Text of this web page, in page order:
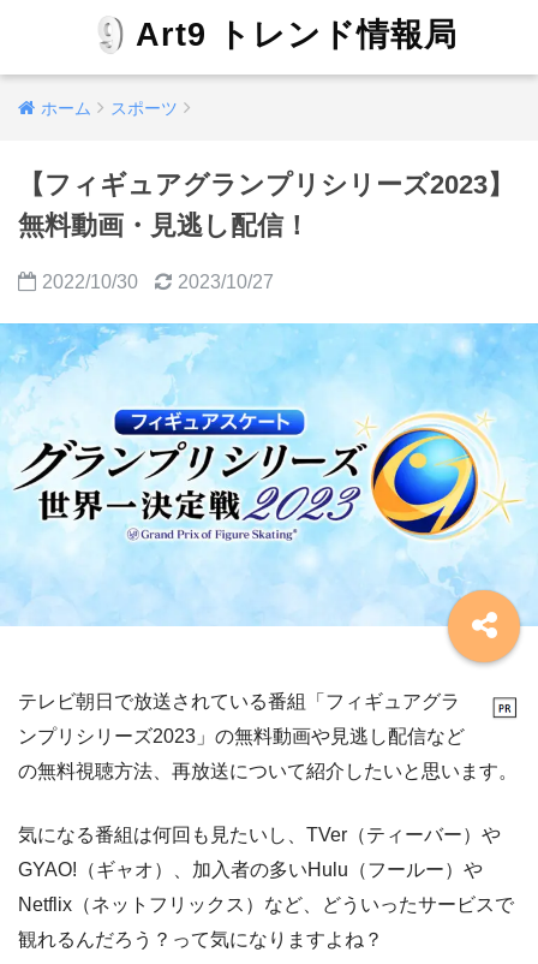
Art9 トレンド情報局
ホーム スポーツ
【フィギュアグランプリシリーズ2023】
無料動画・見逃し配信！
2022/10/30 2023/10/27
テレビ朝日で放送されている番組「フィギュアグラ
ンプリシリーズ2023」の無料動画や見逃し配信など
の無料視聴方法、再放送について紹介したいと思います。
気になる番組は何回も見たいし、TVer（ティーバー）や
GYAO!（ギャオ）、加入者の多いHulu（フールー）や
Netflix（ネットフリックス）など、どういったサービスで
観れるんだろう？って気になりますよね？